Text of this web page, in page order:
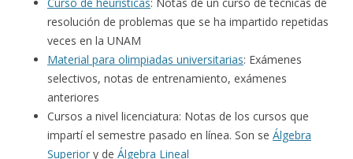
resolución de problemas que se ha impartido repetidas
veces en la UNAM
Material para olimpiadas universitarias: Exámenes
selectivos, notas de entrenamiento, exámenes
anteriores
Cursos a nivel licenciatura: Notas de los cursos que
impartí el semestre pasado en línea. Son se Álgebra
Superior y de Álgebra Lineal